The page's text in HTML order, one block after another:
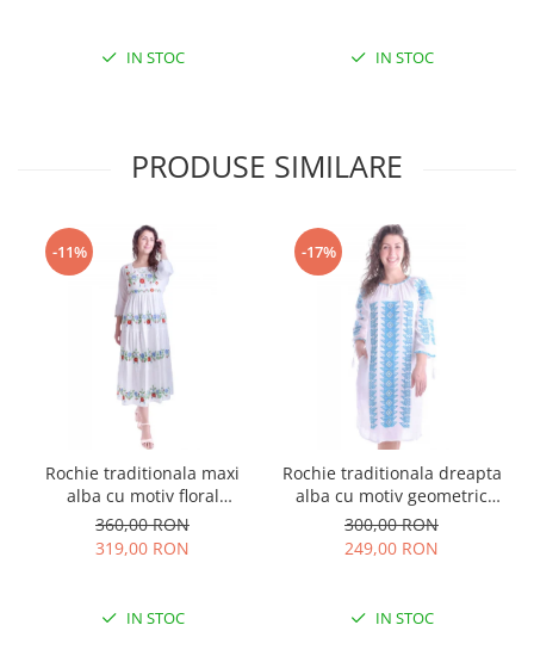
IN STOC IN STOC
PRODUSE SIMILARE
-11%
Rochie traditionala maxi
alba cu motiv floral
multicolor Sanziana
360,00 RON
319,00 RON
IN STOC
-17%
Rochie traditionala dreapta
alba cu motiv geometric
albastru Tania
300,00 RON
249,00 RON
IN STOC